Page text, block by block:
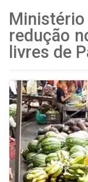
redução
livres de